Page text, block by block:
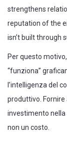
strengthens
reputation of the
isn’t built through
Per questo
“funziona”
l’intelligenza del
produttivo.
investimento
non un costo.